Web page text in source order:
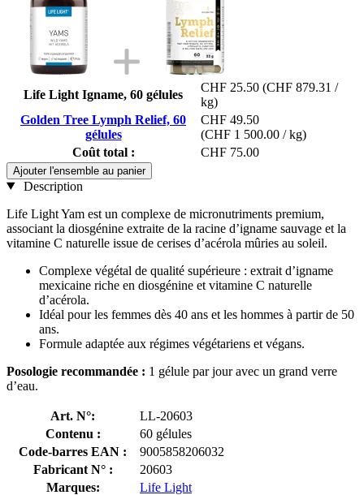
Life Light Igname, 60 gélules
CHF 25.50 (CHF 879.31 /
kg)
Golden Tree Lymph Relief, 60
gélules
CHF 49.50
(CHF 1 500.00 / kg)
Coût total :
CHF 75.00
Ajouter l'ensemble au panier
Description
Life Light Yam est un complexe de micronutriments premium,
associant la diosgénine extraite de la racine d’igname sauvage et la
vitamine C naturelle issue de cerises d’acérola mûries au soleil.
Complexe végétal de qualité supérieure : extrait d’igname
mexicaine riche en diosgénine et vitamine C naturelle
d’acérola.
Idéal pour les femmes dès 40 ans et les hommes à partir de 50
ans.
Formule adaptée aux régimes végétariens et végans.
Posologie recommandée : 1 gélule par jour avec un grand verre
d’eau.
Art. N°:
LL-20603
Contenu :
60 gélules
Code-barres EAN :
9005858206032
Fabricant N° :
20603
Marques:
Life Light